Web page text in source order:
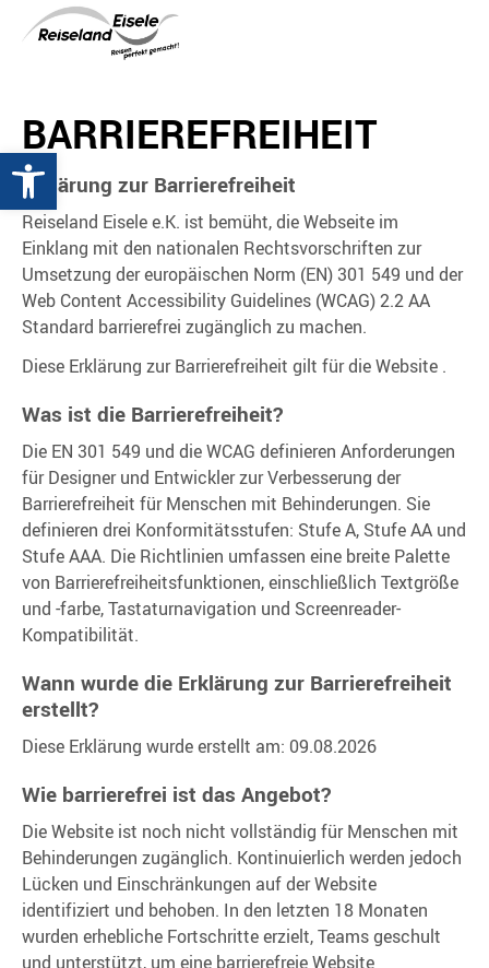
Werkzeugleiste öffnen
BARRIEREFREIHEIT
Erklärung zur Barrierefreiheit
Reiseland Eisele e.K. ist bemüht, die Webseite im
Einklang mit den nationalen Rechtsvorschriften zur
Umsetzung der europäischen Norm (EN) 301 549 und der
Web Content Accessibility Guidelines (WCAG) 2.2 AA
Standard barrierefrei zugänglich zu machen.
Diese Erklärung zur Barrierefreiheit gilt für die Website .
Was ist die Barrierefreiheit?
Die EN 301 549 und die WCAG definieren Anforderungen
für Designer und Entwickler zur Verbesserung der
Barrierefreiheit für Menschen mit Behinderungen. Sie
definieren drei Konformitätsstufen: Stufe A, Stufe AA und
Stufe AAA. Die Richtlinien umfassen eine breite Palette
von Barrierefreiheitsfunktionen, einschließlich Textgröße
und -farbe, Tastaturnavigation und Screenreader-
Kompatibilität.
Wann wurde die Erklärung zur Barrierefreiheit
erstellt?
Diese Erklärung wurde erstellt am: 09.08.2026
Wie barrierefrei ist das Angebot?
Die Website ist noch nicht vollständig für Menschen mit
Behinderungen zugänglich. Kontinuierlich werden jedoch
Lücken und Einschränkungen auf der Website
identifiziert und behoben. In den letzten 18 Monaten
wurden erhebliche Fortschritte erzielt, Teams geschult
und unterstützt, um eine barrierefreie Website